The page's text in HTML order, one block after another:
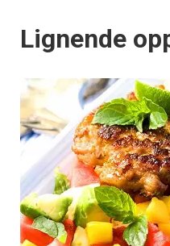
Lignende